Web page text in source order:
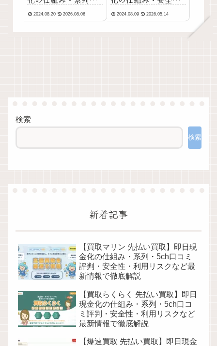
5ch口コミ評判・安全
性・利用リスクなど
2024.08.20 2026.08.06
性・利用リスク・口
コミ評判を徹底解説
2024.08.09 2026.05.14
検索
検索
新着記事
【買取マリン 先払い買取】即日現
金化の仕組み・系列・5ch口コミ
評判・安全性・利用リスクなど最
新情報で徹底解説
【買取らくらく 先払い買取】即日
現金化の仕組み・系列・5ch口コ
ミ評判・安全性・利用リスクなど
最新情報で徹底解説
【爆速買取 先払い買取】即日現金